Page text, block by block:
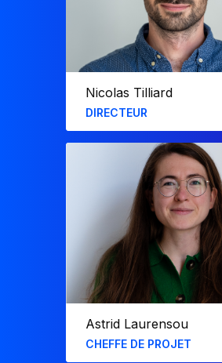
Nicolas Tilliard​
DIRECTEUR
F31 en avril 2019.
Il a développé des modèles
pour RATP, Kallista, Aktivco et
Global Investors, des solutions
reporting pour EDF, Carrefour
ainsi que des applications
Sanofi, Lagardère, BPI, Wabtec et
Shiseido.
Astrid Laurensou
CHEFFE DE PROJET